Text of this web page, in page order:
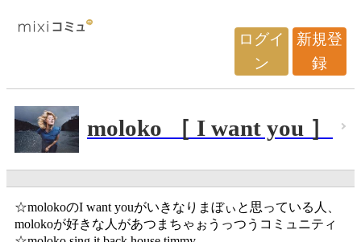
ログイ
ン
新規登
録
moloko ［ I want you ］
☆molokoのI want youがいきなりまぼぃと思っている人、
molokoが好きな人があつまちゃぉうっつうコミュニティ